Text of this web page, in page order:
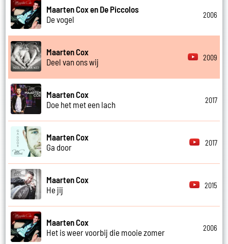
Maarten Cox en De Piccolos
De vogel
2006
Maarten Cox
Deel van ons wij
2009
Maarten Cox
Doe het met een lach
2017
Maarten Cox
Ga door
2017
Maarten Cox
He jij
2015
Maarten Cox
Het is weer voorbij die mooie zomer
2006